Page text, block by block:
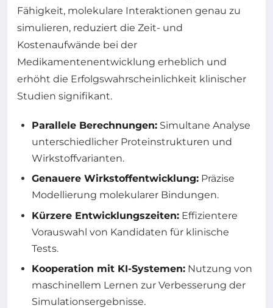
Fähigkeit, molekulare Interaktionen genau zu
simulieren, reduziert die Zeit- und
Kostenaufwände bei der
Medikamentenentwicklung erheblich und
erhöht die Erfolgswahrscheinlichkeit klinischer
Studien signifikant.
Parallele Berechnungen: Simultane Analyse
unterschiedlicher Proteinstrukturen und
Wirkstoffvarianten.
Genauere Wirkstoffentwicklung: Präzise
Modellierung molekularer Bindungen.
Kürzere Entwicklungszeiten: Effizientere
Vorauswahl von Kandidaten für klinische
Tests.
Kooperation mit KI-Systemen: Nutzung von
maschinellem Lernen zur Verbesserung der
Simulationsergebnisse.